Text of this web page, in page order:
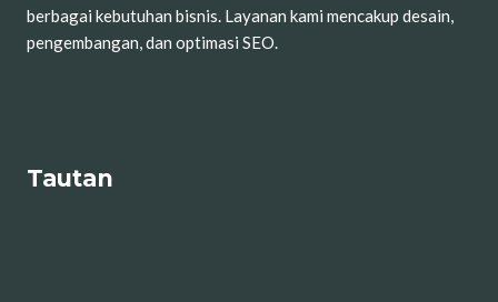
berbagai kebutuhan bisnis. Layanan kami mencakup desain,
pengembangan, dan optimasi SEO.
Tautan